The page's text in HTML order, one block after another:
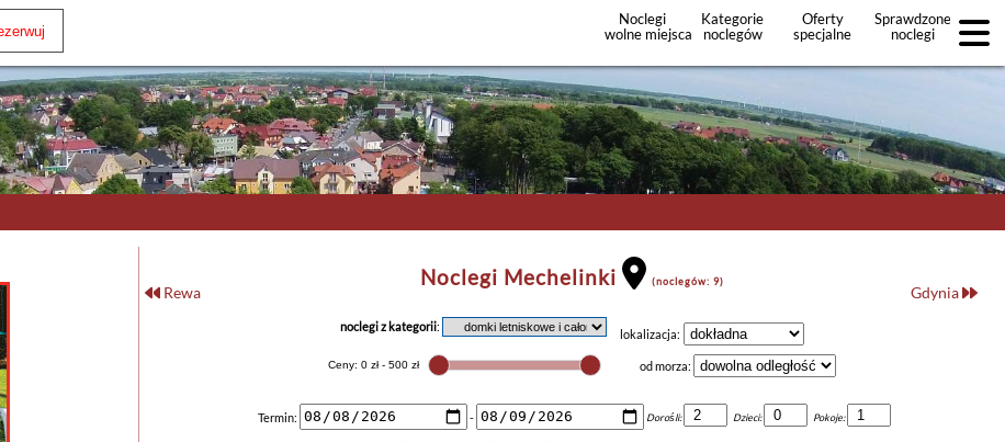
Noclegi
wolne miejsca
Kategorie
noclegów
Oferty
specjalne
Sprawdzone
noclegi
+Dodaj
Noclegi Mechelinki (noclegów: 9)
Rewa Gdynia
noclegi z kategorii:
lokalizacja:
od morza:
Termin: - Dorośli: Dzieci: Pokoje: